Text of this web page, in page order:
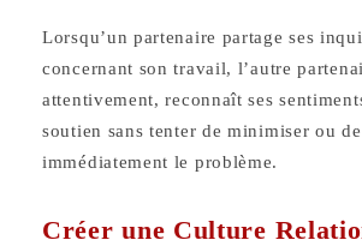
Lorsqu’un partenaire partage ses
concernant son travail, l’autre
attentivement, reconnaît ses
soutien sans tenter de minimiser ou
immédiatement le problème.
Créer une Culture